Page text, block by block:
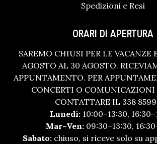
Spedizioni e Resi
ORARI DI APERTURA
SAREMO CHIUSI PER LE VACANZE
AGOSTO AL 30 AGOSTO.
APPUNTAMENTO. PER
CONCERTI O COMUNICAZIONI
CONTATTARE IL 338
Lunedì: 10:00–13:30,
Mar–Ven:09:30–13:30,
Sabato: chiuso, si riceve solo su